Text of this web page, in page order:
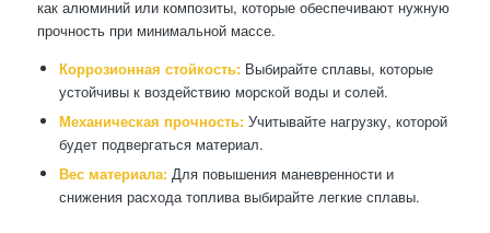
как алюминий или композиты, которые обеспечивают нужную
прочность при минимальной массе.
Коррозионная стойкость:Выбирайте сплавы, которые
устойчивы к воздействию морской воды и солей.
Механическая прочность:Учитывайте нагрузку, которой
будет подвергаться материал.
Вес материала:Для повышения маневренности и
снижения расхода топлива выбирайте легкие сплавы.